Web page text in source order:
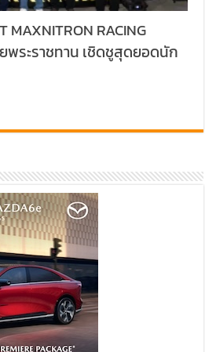
RACING
พระราชทาน เชิดชูสุดยอดนัก